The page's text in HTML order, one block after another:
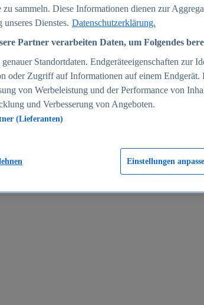
2024
in Deutschland 2005-2025
zu sammeln. Diese Informationen dienen zur
unseres Dienstes. Datenschutzerklärung.
Partner verarbeiten Daten, um Folgendes
Standortdaten. Endgeräteeigenschaften zur
oder Zugriff auf Informationen auf einem Endgerät.
von Werbeleistung und der Performance von
und Verbesserung von Angeboten.
(Lieferanten)
Einstellungen